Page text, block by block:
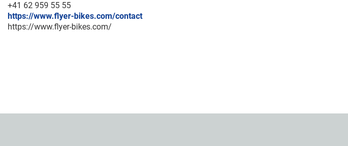
+41 62 959 55 55
https://www.flyer-bikes.com/contact
https://www.flyer-bikes.com/